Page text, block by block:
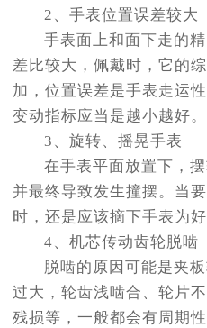
2、手表位置误差较大
手表面上和面下走的精
差比较大，佩戴时，它的
加，位置误差是手表走运
变动指标应当是越小越好。
3、旋转、摇晃手表
在手表平面放置下，摆
并最终导致发生撞摆。当
时，还是应该摘下手表为好
4、机芯传动齿轮脱啮
脱啮的原因可能是夹板
过大，轮齿浅啮合、轮片
残损等，一般都会有周期